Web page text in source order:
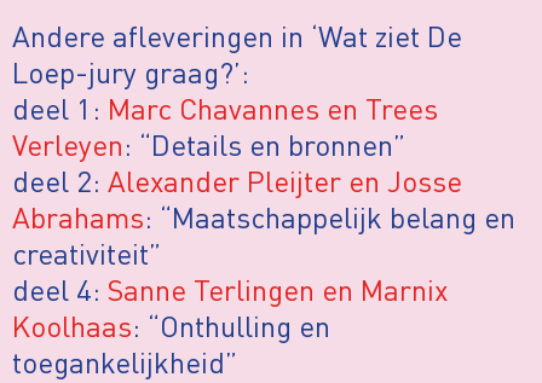
Andere afleveringen in ‘Wat ziet De
Loep-jury graag?’:
deel 1: Marc Chavannes en Trees
Verleyen: “Details en bronnen”
deel 2: Alexander Pleijter en Josse
Abrahams: “Maatschappelijk belang en
creativiteit”
deel 4: Sanne Terlingen en Marnix
Koolhaas: “Onthulling en
toegankelijkheid”